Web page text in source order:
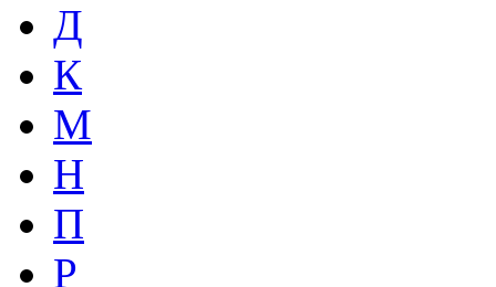
Д
К
М
Н
П
Р